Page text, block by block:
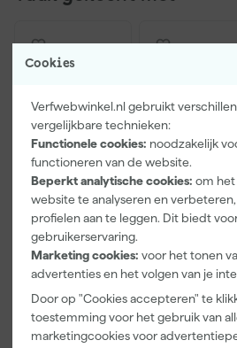
Cookies
Verfwebwinkel.nl gebruikt
vergelijkbare technieken:
Functionele cookies: noodzakelijk
functioneren van de website.
Beperkt analytische cookies: om het
website te analyseren en
profielen aan te leggen. Dit biedt
gebruikerservaring.
Marketing cookies: voor het tonen
advertenties en het volgen van je
Door op "Cookies accepteren" te
toestemming voor het gebruik van
marketingcookies voor
Masonry voor het beste resultaat.
Kip Tape
3307-24
Smooth-Tec
Afplaktape
Buitengebruik
- 24mm x
Morgen
Farrow & Ball
r
Morgen